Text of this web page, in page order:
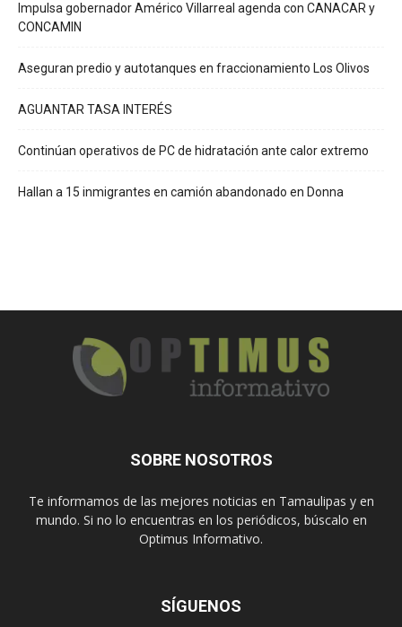
Impulsa gobernador Américo Villarreal agenda con CANACAR y
CONCAMIN
Aseguran predio y autotanques en fraccionamiento Los Olivos
AGUANTAR TASA INTERÉS
Continúan operativos de PC de hidratación ante calor extremo
Hallan a 15 inmigrantes en camión abandonado en Donna
SOBRE NOSOTROS
Te informamos de las mejores noticias en Tamaulipas y en
mundo. Si no lo encuentras en los periódicos, búscalo en
Optimus Informativo.
SÍGUENOS